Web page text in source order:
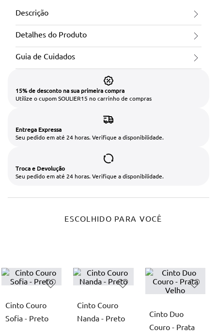
Descrição
Detalhes do Produto
Guia de Cuidados
15% de desconto na sua primeira compra
Utilize o cupom SOULIER15 no carrinho de compras
Entrega Expressa
Seu pedido em até 24 horas. Verifique a disponibilidade.
Troca e Devolução
Seu pedido em até 24 horas. Verifique a disponibilidade.
ESCOLHIDO PARA VOCÊ
Cinto Couro
Sofia - Preto
Cinto Couro
Nanda - Preto
Cinto Duo
Couro - Prata